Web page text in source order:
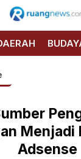
RUANG
NEWS
Menjadi
Adsense